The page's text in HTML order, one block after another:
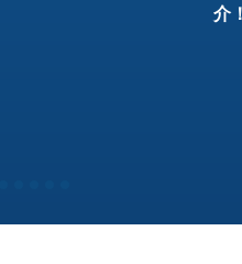
介